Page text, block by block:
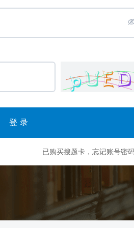
登录
已购买搜题卡，忘记账号密